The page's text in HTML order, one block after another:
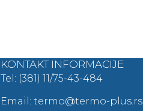
KONTAKT INFORMACIJE
Tel: (381) 11/75-43-484
Email: termo@termo-plus.rs